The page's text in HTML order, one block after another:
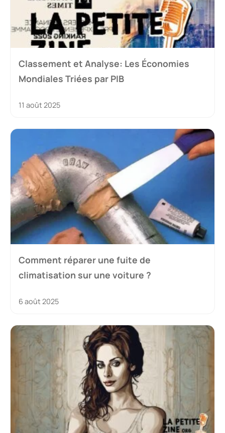
Classement et Analyse: Les Économies
Mondiales Triées par PIB
11 août 2025
Comment réparer une fuite de
climatisation sur une voiture ?
6 août 2025